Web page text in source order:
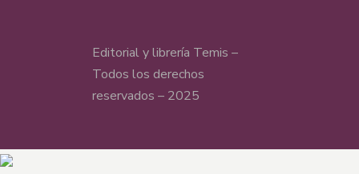
Editorial y librería Temis –
Todos los derechos
reservados – 2025